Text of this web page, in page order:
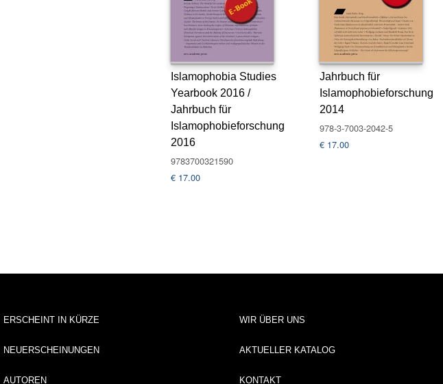
Islamophobia Studies
Yearbook 2016 /
Jahrbuch für
Islamophobieforschung
2016
9783700321590
€ 17.00
Jahrbuch für
Islamophobieforschung
2014
978-3-7003-2042-5
€17.00
ERSCHEINT IN KÜRZE
NEUERSCHEINUNGEN
AUTOREN
WIR ÜBER UNS
AKTUELLER KATALOG
KONTAKT